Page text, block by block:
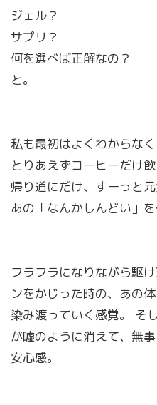
ジェル？
サプリ？
何を選べば正解なの？
と。
私も最初はよくわからなく
とりあえずコーヒーだけ飲
帰り道にだけ、すーっと元
あの「なんかしんどい」を
フラフラになりながら駆
ンをかじった時の、あの
染み渡っていく感覚。 そ
が嘘のように消えて、無
安心感。